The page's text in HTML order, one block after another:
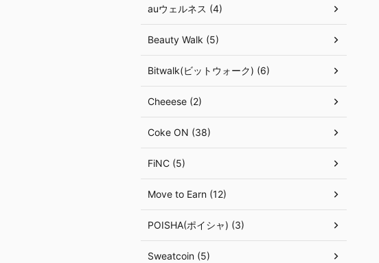
auウェルネス (4)
Beauty Walk (5)
Bitwalk(ビットウォーク) (6)
Cheeese (2)
Coke ON (38)
FiNC (5)
Move to Earn (12)
POISHA(ポイシャ) (3)
Sweatcoin (5)